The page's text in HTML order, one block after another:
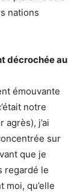
nations
décrochée au
émouvante
notre
j’ai
sur
que je
regardé le
moi, qu’elle